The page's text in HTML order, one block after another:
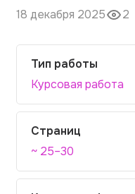
18 декабря 2025 2
Тип работы
Курсовая работа
Страниц
~ 25–30